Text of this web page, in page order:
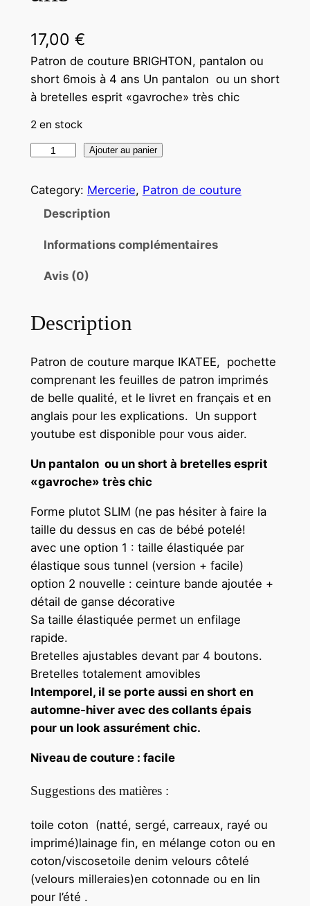
17,00 €
Patron de couture BRIGHTON, pantalon ou
short 6mois à 4 ans Un pantalon ou un short
à bretelles esprit «gavroche» très chic
2 en stock
a
e
P
t
r
o
n
I
k
e
e
–
B
r
i
g
h
t
o
n
–
P
n
l
o
o
Ajouter au panier
Category: Mercerie, Patron de couture
Description
Informations complémentaires
Avis (0)
Description
Patron de couture marque IKATEE, pochette
comprenant les feuilles de patron imprimés
de belle qualité, et le livret en français et en
anglais pour les explications. Un support
youtube est disponible pour vous aider.
Un pantalon ou un short à bretelles esprit
«gavroche» très chic
Forme plutot SLIM (ne pas hésiter à faire la
taille du dessus en cas de bébé potelé!
avec une option 1 : taille élastiquée par
élastique sous tunnel (version + facile)
option 2 nouvelle : ceinture bande ajoutée +
détail de ganse décorative
Sa taille élastiquée permet un enfilage
rapide.
Bretelles ajustables devant par 4 boutons.
Bretelles totalement amovibles
Intemporel, il se porte aussi en short en
automne-hiver avec des collants épais
pour un look assurément chic.
Niveau de couture : facile
Suggestions des matières :
toile coton (natté, sergé, carreaux, rayé ou
imprimé)lainage fin, en mélange coton ou en
coton/viscosetoile denim velours côtelé
(velours milleraies)en cotonnade ou en lin
pour l’été .